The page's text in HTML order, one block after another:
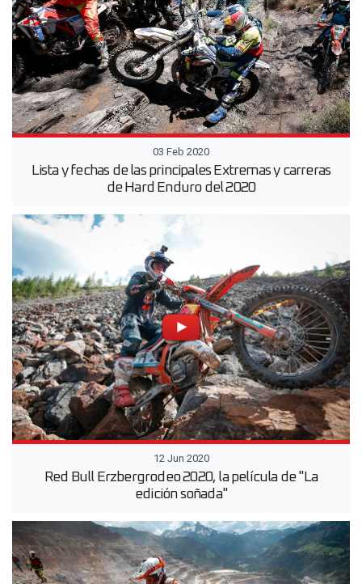
03 Feb 2020
Lista y fechas de las principales Extremas y carreras
de Hard Enduro del 2020
12 Jun 2020
Red Bull Erzbergrodeo 2020, la película de "La
edición soñada"